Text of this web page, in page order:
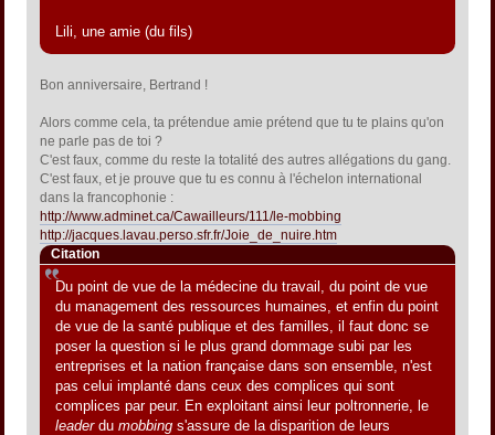
Lili, une amie (du fils)
Bon anniversaire, Bertrand !
Alors comme cela, ta prétendue amie prétend que tu te plains qu'on
ne parle pas de toi ?
C'est faux, comme du reste la totalité des autres allégations du gang.
C'est faux, et je prouve que tu es connu à l'échelon international
dans la francophonie :
http://www.adminet.ca/Cawailleurs/111/le-mobbing
http://jacques.lavau.perso.sfr.fr/Joie_de_nuire.htm
Citation
Du point de vue de la médecine du travail, du point de vue
du management des ressources humaines, et enfin du point
de vue de la santé publique et des familles, il faut donc se
poser la question si le plus grand dommage subi par les
entreprises et la nation française dans son ensemble, n'est
pas celui implanté dans ceux des complices qui sont
complices par peur. En exploitant ainsi leur poltronnerie, le
leaderdu mobbing s'assure de la disparition de leurs